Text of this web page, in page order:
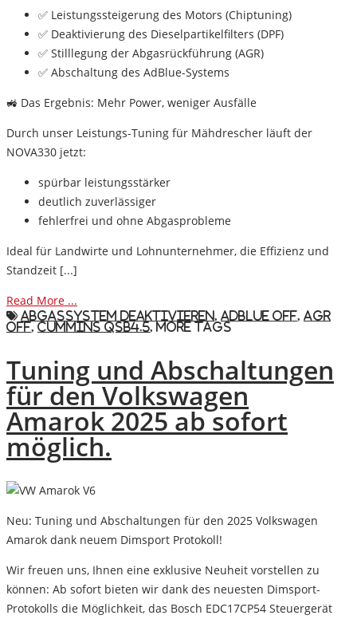
✅ Leistungssteigerung des Motors (Chiptuning)
✅ Deaktivierung des Dieselpartikelfilters (DPF)
✅ Stilllegung der Abgasrückführung (AGR)
✅ Abschaltung des AdBlue-Systems
🚜 Das Ergebnis: Mehr Power, weniger Ausfälle
Durch unser Leistungs-Tuning für Mähdrescher läuft der
NOVA330 jetzt:
spürbar leistungsstärker
deutlich zuverlässiger
fehlerfrei und ohne Abgasprobleme
Ideal für Landwirte und Lohnunternehmer, die Effizienz und
Standzeit [...]
Read More ...
Abgassystem deaktivieren AdBlue Off AGR
Off Cummins QSB4.5 More Tags
Tuning und Abschaltungen
für den Volkswagen
Amarok 2025 ab sofort
möglich.
Neu: Tuning und Abschaltungen für den 2025 Volkswagen
Amarok dank neuem Dimsport Protokoll!
Wir freuen uns, Ihnen eine exklusive Neuheit vorstellen zu
können: Ab sofort bieten wir dank des neuesten Dimsport-
Protokolls die Möglichkeit, das Bosch EDC17CP54 Steuergerät